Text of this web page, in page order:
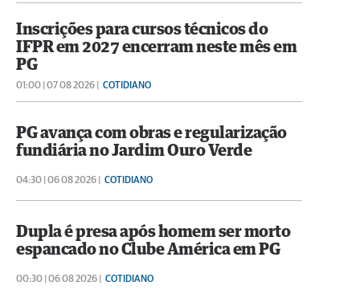
Inscrições para cursos técnicos do
IFPR em 2027 encerram neste mês em
PG
01:00 | 07 08 2026 | COTIDIANO
PG avança com obras e regularização
fundiária no Jardim Ouro Verde
04:30 | 06 08 2026 | COTIDIANO
Dupla é presa após homem ser morto
espancado no Clube América em PG
00:30 | 06 08 2026 | COTIDIANO